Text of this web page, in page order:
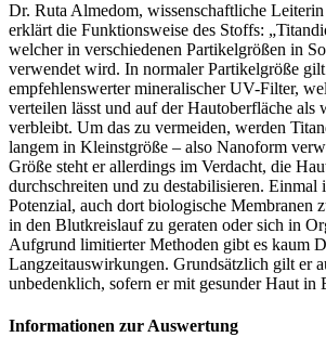
Dr. Ruta Almedom, wissenschaftliche
erklärt die Funktionsweise des Stoffs:
welcher in verschiedenen Partikelgrößen in
verwendet wird. In normaler Partikelgröße
empfehlenswerter mineralischer UV-Filter,
verteilen lässt und auf der Hautoberfläche als
verbleibt. Um das zu vermeiden, werden
langem in Kleinstgröße – also Nanoform
Größe steht er allerdings im Verdacht, die
durchschreiten und zu destabilisieren. Einmal
Potenzial, auch dort biologische Membranen
in den Blutkreislauf zu geraten oder sich in
Aufgrund limitierter Methoden gibt es kaum
Langzeitauswirkungen. Grundsätzlich gilt er
unbedenklich, sofern er mit gesunder Haut in
Informationen zur Auswertung